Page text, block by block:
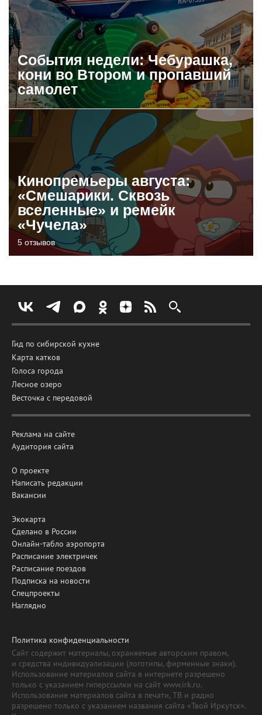
События недели: Чебурашка,
кони во Втором и пропавший
самолет
Кинопремьеры августа:
«Смешарики. Сквозь
вселенные» и ремейк
«Чучела»
5 отзывов
Гид по сибирской кухне
Карта катков
Голоса города
Лесное озеро
Весточка с передовой
Реклама на сайте
Аудитория сайта
О проекте
Написать редакции
Вакансии
Экокарта
Сделано в России
Онлайн-табло аэропорта
Расписание электричек
Расписание поездов
Подписка на новости
Спецпроекты
Наглядно
Политика конфиденциальности
Сайт содержит материалы, охраняемые авторским правом,
и средства индивидуализации (логотипы, фирменные знаки).
Использование материалов сайта в интернете разрешено
только с указанием гиперссылки на сайт www.irk.ru.
Использование материалов сайта в печати, ТВ и радио
разрешено только с указанием названия сайта «Твой Иркутск».